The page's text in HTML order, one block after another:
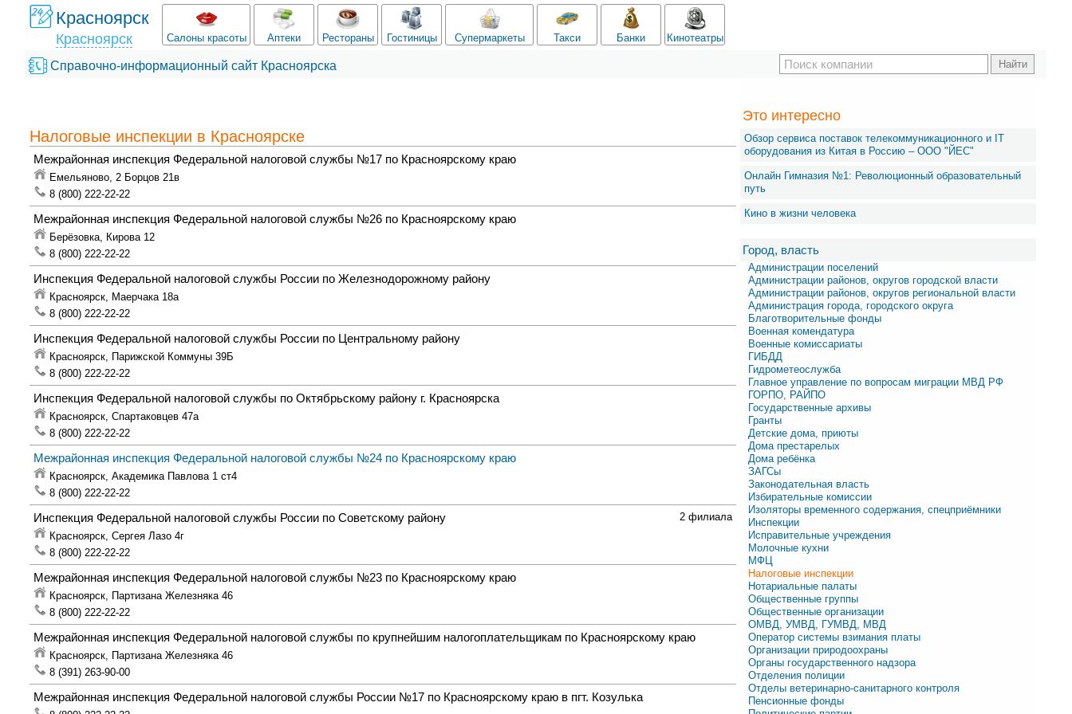
Красноярск
Красноярск Салоны красоты Аптеки Рестораны Гостиницы Супермаркеты Такси Банки Кинотеатры
Справочно-информационный сайт Красноярска
Налоговые инспекции в Красноярске
Межрайонная инспекция Федеральной налоговой службы №17 по Красноярскому краю
Емельяново, 2 Борцов 21в
8 (800) 222-22-22
Межрайонная инспекция Федеральной налоговой службы №26 по Красноярскому краю
Берёзовка, Кирова 12
8 (800) 222-22-22
Инспекция Федеральной налоговой службы России по Железнодорожному району
Красноярск, Маерчака 18а
8 (800) 222-22-22
Инспекция Федеральной налоговой службы России по Центральному району
Красноярск, Парижской Коммуны 39Б
8 (800) 222-22-22
Инспекция Федеральной налоговой службы по Октябрьскому району г. Красноярска
Красноярск, Спартаковцев 47а
8 (800) 222-22-22
Межрайонная инспекция Федеральной налоговой службы №24 по Красноярскому краю
Красноярск, Академика Павлова 1 ст4
8 (800) 222-22-22
2 филиала
Инспекция Федеральной налоговой службы России по Советскому району
Красноярск, Сергея Лазо 4г
8 (800) 222-22-22
Межрайонная инспекция Федеральной налоговой службы №23 по Красноярскому краю
Красноярск, Партизана Железняка 46
8 (800) 222-22-22
Межрайонная инспекция Федеральной налоговой службы по крупнейшим налогоплательщикам по Красноярскому краю
Красноярск, Партизана Железняка 46
8 (391) 263-90-00
Межрайонная инспекция Федеральной налоговой службы России №17 по Красноярскому краю в пгт. Козулька
Это интересно
Обзор сервиса поставок телекоммуникационного и IT
оборудования из Китая в Россию – OOO "ЙЕС"
Онлайн Гимназия №1: Революционный образовательный
путь
Кино в жизни человека
Город, власть
Администрации поселений
Администрации районов, округов городской власти
Администрации районов, округов региональной власти
Администрация города, городского округа
Благотворительные фонды
Военная комендатура
Военные комиссариаты
ГИБДД
Гидрометеослужба
Главное управление по вопросам миграции МВД РФ
ГОРПО, РАЙПО
Государственные архивы
Гранты
Детские дома, приюты
Дома престарелых
Дома ребёнка
ЗАГСы
Законодательная власть
Избирательные комиссии
Изоляторы временного содержания, спецприёмники
Инспекции
Исправительные учреждения
Молочные кухни
МФЦ
Налоговые инспекции
Нотариальные палаты
Общественные группы
Общественные организации
ОМВД, УМВД, ГУМВД, МВД
Оператор системы взимания платы
Организации природоохраны
Органы государственного надзора
Отделения полиции
Отделы ветеринарно-санитарного контроля
Пенсионные фонды